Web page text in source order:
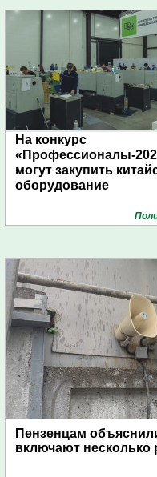
На конкурс
«Профессионалы-
могут закупить
оборудование
Пензенцам
включают несколько